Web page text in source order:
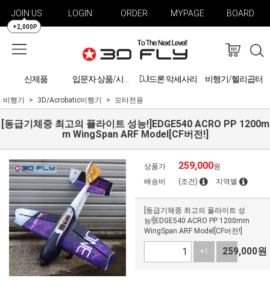
JOIN US
+2,000P
LOGIN ORDER MYPAGE BOARD
신제품 입문자 상품/시물레이션 DJI드론 악세사리 비행기/헬리곱터
비행기 3D/Acrobatic비행기 모터전용
[동급기체중 최고의 플라이트 성능!]EDGE540 ACRO PP 1200m
m WingSpan ARF Model[CF버전!]
상품가 259,000원
배송비
(조건) 지역별
[동급기체중 최고의 플라이트 성
능!]EDGE540 ACRO PP 1200mm
WingSpan ARF Model[CF버전!]
+1 -1
259,000원